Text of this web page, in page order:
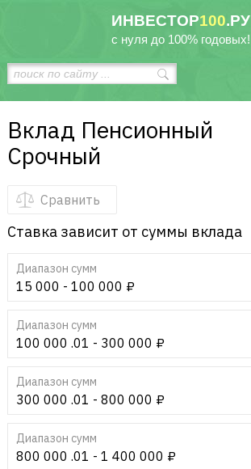
ИНВЕСТОР100.РУ
с нуля до 100% годовых!
Вклад Пенсионный
Срочный
Сравнить
Ставка зависит от суммы вклада
Диапазон сумм
15 000 - 100 000 ₽
Диапазон сумм
100 000 .01 - 300 000 ₽
Диапазон сумм
300 000 .01 - 800 000 ₽
Диапазон сумм
800 000 .01 - 1 400 000 ₽